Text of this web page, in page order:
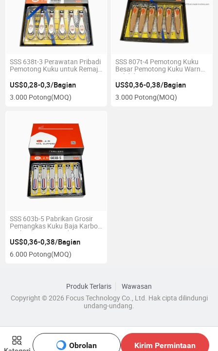
Obrolan Kirim Permintaan
SSS 638t-3 Perawatan Pribadi
Pemotong Kuku untuk Remaja
US$0,28-0,3/Bagian
3.000 Potong(MOQ)
SSS 807t-4 Pemotong Kuku
Besar Pemotong Kuku Warna
Solid dengan Logo Pemotong
Kuku
US$0,36-0,38/Bagian
3.000 Potong(MOQ)
SSS 603b-5 Pabrikan Grosir
Pemangkas Kuku Baja Karbon
Berkualitas Tinggi dengan
Bukaan Besar
US$0,36-0,38/Bagian
6.000 Potong(MOQ)
Produk Terlaris
Wawasan
Copyright © 2026 Focus Technology Co., Ltd. Hak cipta dilindungi
undang-undang.